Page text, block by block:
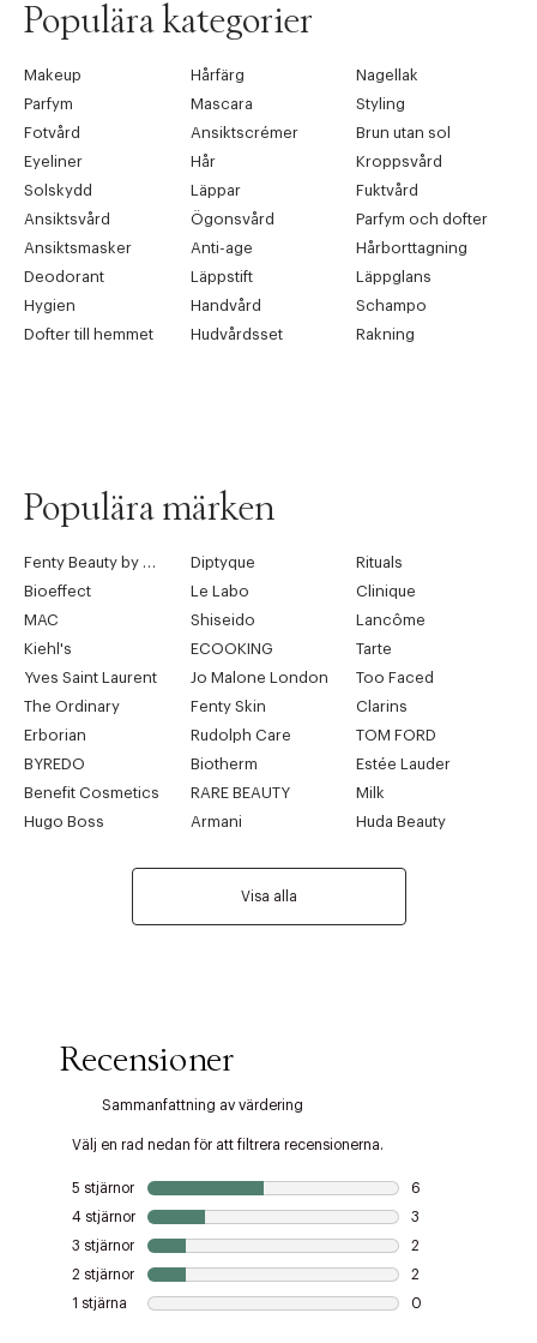
Populära kategorier
Makeup Hårfärg
Nagellak
Parfym
Mascara
Styling
Fotvård
Ansiktscrémer
Brun utan sol
Eyeliner
Hår
Kroppsvård
Solskydd
Läppar
Fuktvård
Ansiktsvård
Ögonsvård
Parfym och dofter
Ansiktsmasker
Anti-age
Hårborttagning
Deodorant
Läppstift
Läppglans
Hygien
Handvård
Schampo
Dofter till hemmet
Hudvårdsset Rakning
Populära märken
Fenty Beauty by Rihanna Diptyque
Rituals
Bioeffect
Le Labo
Clinique
MAC
Shiseido
Lancôme
Kiehl's
ECOOKING
Tarte
Yves Saint Laurent
Jo Malone London
Too Faced
The Ordinary
Fenty Skin
Clarins
Erborian
Rudolph Care
TOM FORD
BYREDO
Biotherm
Estée Lauder
Benefit Cosmetics
RARE BEAUTY
Milk
Hugo Boss
Armani Huda Beauty
Visa alla